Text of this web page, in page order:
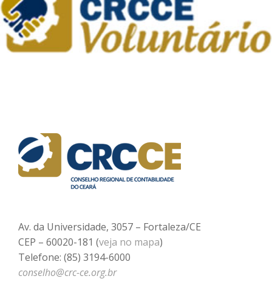
Av. da Universidade, 3057 – Fortaleza/CE
CEP – 60020-181 (veja no mapa)
Telefone: (85) 3194-6000
conselho@crc-ce.org.br